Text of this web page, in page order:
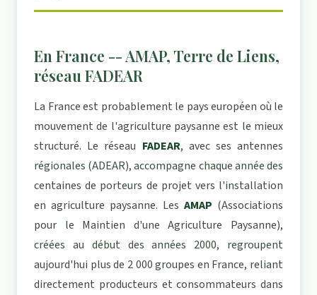
En France -- AMAP, Terre de Liens,
réseau FADEAR
La France est probablement le pays européen où le
mouvement de l'agriculture paysanne est le mieux
structuré. Le réseau FADEAR, avec ses antennes
régionales (ADEAR), accompagne chaque année des
centaines de porteurs de projet vers l'installation
en agriculture paysanne. Les AMAP (Associations
pour le Maintien d'une Agriculture Paysanne),
créées au début des années 2000, regroupent
aujourd'hui plus de 2 000 groupes en France, reliant
directement producteurs et consommateurs dans